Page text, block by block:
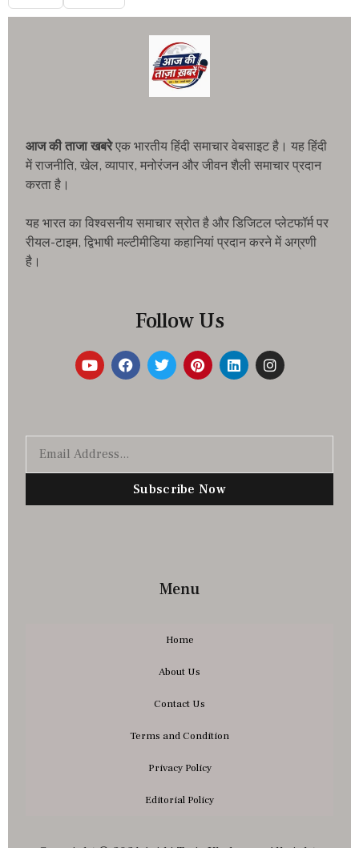
आज की ताजा खबरेएक भारतीय हिंदी समाचार वेबसाइट है। यह हिंदी
में राजनीति, खेल, व्यापार, मनोरंजन और जीवन शैली समाचार प्रदान
करता है।
यह भारत का विश्वसनीय समाचार स्रोत है और डिजिटल प्लेटफॉर्म पर
रीयल-टाइम, द्विभाषी मल्टीमीडिया कहानियां प्रदान करने में अग्रणी
है।
Follow Us
Subscribe Now
Menu
Home
About Us
Contact Us
Terms and Condition
Privacy Policy
Editorial Policy